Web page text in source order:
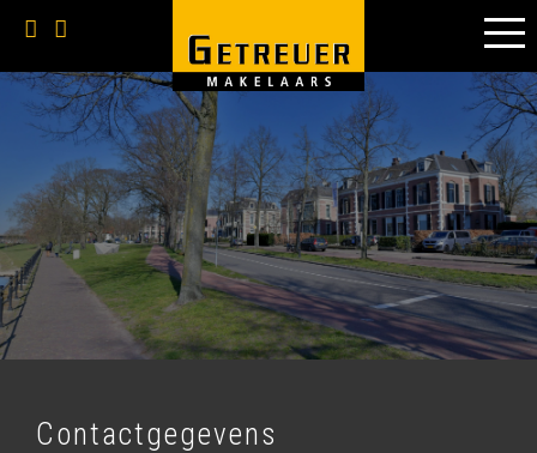
Contactgegevens